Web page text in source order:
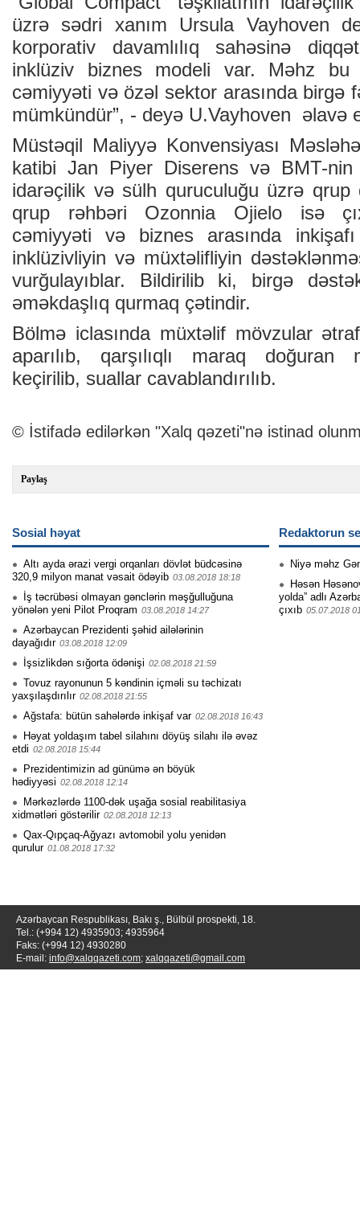
üzrə sədri xanım Ursula Vayhoven
korporativ davamlılıq sahəsinə
inklüziv biznes modeli var. Məhz bu
cəmiyyəti və özəl sektor arasında birgə
mümkündür”, - deyə U.Vayhoven əlavə
Müstəqil Maliyyə Konvensiyası
katibi Jan Piyer Diserens və BMT-nin
idarəçilik və sülh quruculuğu üzrə qrup
qrup rəhbəri Ozonnia Ojielo isə
cəmiyyəti və biznes arasında
inklüzivliyin və müxtəlifliyin
vurğulayıblar. Bildirilib ki, birgə
əməkdaşlıq qurmaq çətindir.
Bölmə iclasında müxtəlif mövzular
aparılıb, qarşılıqlı maraq doğuran
keçirilib, suallar cavablandırılıb.
© İstifadə edilərkən "Xalq qəzeti"nə istinad
Paylaş
Sosial həyat
Altı ayda ərazi vergi orqanları dövlət büdcəsinə
320,9 milyon manat vəsait ödəyib 03.08.2018 18:18
İş təcrübəsi olmayan gənclərin məşğulluğuna
yönələn yeni Pilot Proqram 03.08.2018 14:27
Azərbaycan Prezidenti şəhid ailələrinin
dayağıdır 03.08.2018 12:09
İşsizlikdən sığorta ödənişi 02.08.2018 21:59
Tovuz rayonunun 5 kəndinin içməli su təchizatı
yaxşılaşdırılır 02.08.2018 21:55
Ağstafa: bütün sahələrdə inkişaf var 02.08.2018 16:43
Həyat yoldaşım tabel silahını döyüş silahı ilə əvəz
etdi 02.08.2018 15:44
Prezidentimizin ad günümə ən böyük
hədiyyəsi 02.08.2018 12:14
Mərkəzlərdə 1100-dək uşağa sosial reabilitasiya
xidmətləri göstərilir 02.08.2018 12:13
Qax-Qıpçaq-Ağyazı avtomobil yolu yenidən
qurulur 01.08.2018 17:32
Redaktorun
Niyə məhz
Həsən
yolda” adlı
çıxıb 05.07.2018
Azərbaycan Respublikası, Bakı ş., Bülbül prospekti, 18.
Tel.: (+994 12) 4935903; 4935964
Faks: (+994 12) 4930280
E-mail: info@xalqqazeti.com; xalqqazeti@gmail.com